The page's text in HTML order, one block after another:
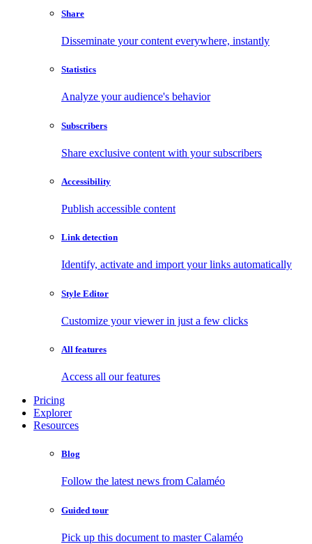
Share
Disseminate your content everywhere, instantly
Statistics
Analyze your audience's behavior
Subscribers
Share exclusive content with your subscribers
Accessibility
Publish accessible content
Link detection
Identify, activate and import your links automatically
Style Editor
Customize your viewer in just a few clicks
All features
Access all our features
Pricing
Explorer
Resources
Blog
Follow the latest news from Calaméo
Guided tour
Pick up this document to master Calaméo